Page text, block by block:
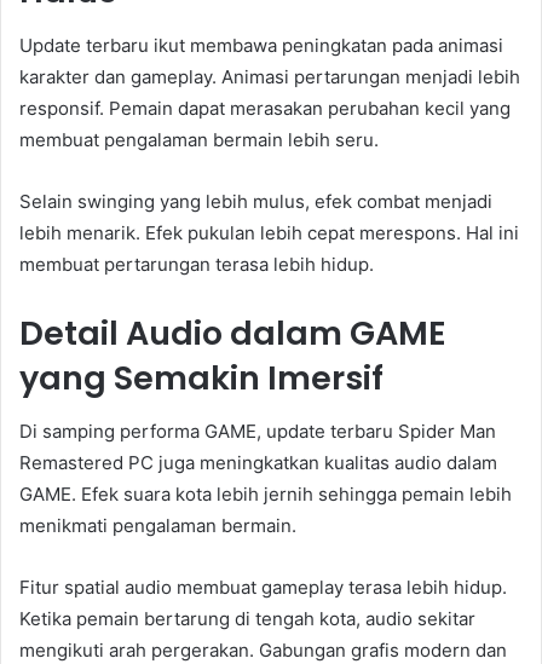
Update terbaru ikut membawa peningkatan pada animasi
karakter dan gameplay. Animasi pertarungan menjadi lebih
responsif. Pemain dapat merasakan perubahan kecil yang
membuat pengalaman bermain lebih seru.
Selain swinging yang lebih mulus, efek combat menjadi
lebih menarik. Efek pukulan lebih cepat merespons. Hal ini
membuat pertarungan terasa lebih hidup.
Detail Audio dalam GAME
yang Semakin Imersif
Di samping performa GAME, update terbaru Spider Man
Remastered PC juga meningkatkan kualitas audio dalam
GAME. Efek suara kota lebih jernih sehingga pemain lebih
menikmati pengalaman bermain.
Fitur spatial audio membuat gameplay terasa lebih hidup.
Ketika pemain bertarung di tengah kota, audio sekitar
mengikuti arah pergerakan. Gabungan grafis modern dan